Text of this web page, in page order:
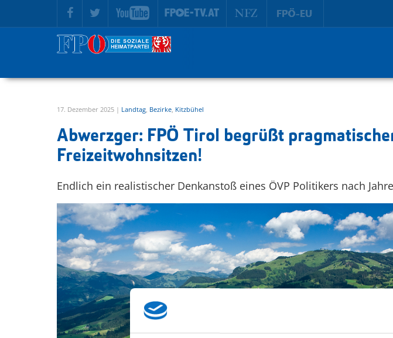
zur Hauptnavigation springen
zum Inhalt springen
17. Dezember 2025 | Landtag, Bezirke, Kitzbühel
Abwerzger: FPÖ Tirol begrüßt
Freizeitwohnsitzen!
Endlich ein realistischer Denkanstoß eines ÖVP Politikers nach